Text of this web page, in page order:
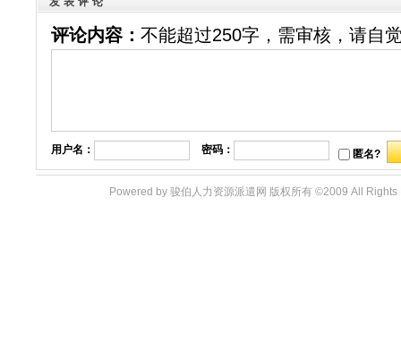
评论内容： 不能超过250字，需审核，请自
用户名： 密码： 匿名?
Powered by 骏伯人力资源派遣网 版权所有 ©2009 All